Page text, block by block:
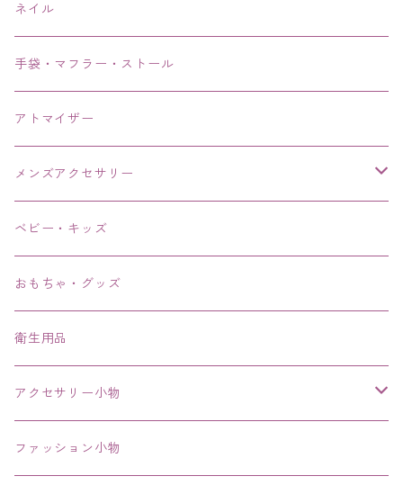
ネイル
手袋・マフラー・ストール
アトマイザー
メンズアクセサリー
リング、指輪
ブレスレット、バングル、ブレス、腕輪
ネックレス、チョーカー
その他
ベビー・キッズ
おもちゃ・グッズ
衛生用品
アクセサリー小物
エコバッグ コンビニ
ファッション小物